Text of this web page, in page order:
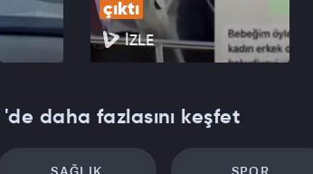
çıktı
İZLE
'de daha fazlasını keşfet